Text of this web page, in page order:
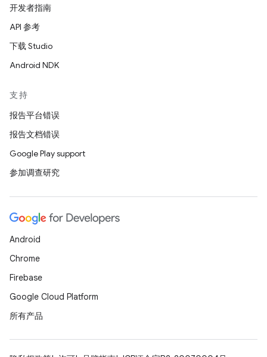
开发者指南
API 参考
下载 Studio
Android NDK
支持
报告平台错误
报告文档错误
Google Play support
参加调查研究
Android
Chrome
Firebase
Google Cloud Platform
所有产品